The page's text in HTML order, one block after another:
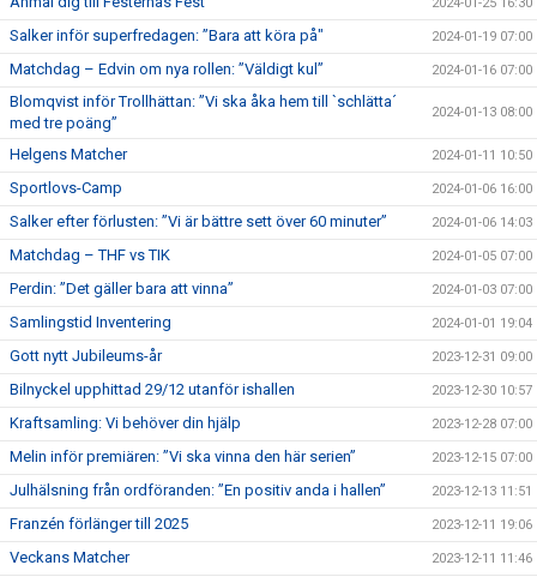
Salker inför superfredagen: ”Bara att köra på" 2024-01-19 07:00
Matchdag – Edvin om nya rollen: ”Väldigt kul” 2024-01-16 07:00
Blomqvist inför Trollhättan: ”Vi ska åka hem till `schlätta´
med tre poäng”
2024-01-13 08:00
Helgens Matcher 2024-01-11 10:50
Sportlovs-Camp 2024-01-06 16:00
Salker efter förlusten: ”Vi är bättre sett över 60 minuter” 2024-01-06 14:03
Matchdag – THF vs TIK 2024-01-05 07:00
Perdin: ”Det gäller bara att vinna” 2024-01-03 07:00
Samlingstid Inventering 2024-01-01 19:04
Gott nytt Jubileums-år 2023-12-31 09:00
Bilnyckel upphittad 29/12 utanför ishallen 2023-12-30 10:57
Kraftsamling: Vi behöver din hjälp 2023-12-28 07:00
Melin inför premiären: ”Vi ska vinna den här serien” 2023-12-15 07:00
Julhälsning från ordföranden: ”En positiv anda i hallen” 2023-12-13 11:51
Franzén förlänger till 2025 2023-12-11 19:06
Veckans Matcher 2023-12-11 11:46